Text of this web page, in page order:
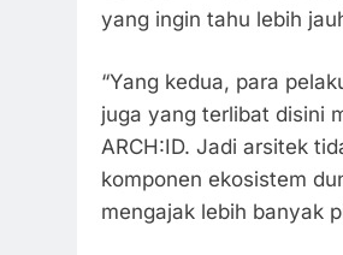
yang ingin tahu lebih
“Yang kedua, para
juga yang terlibat disini
ARCH:ID. Jadi arsitek
komponen ekosistem
mengajak lebih banyak